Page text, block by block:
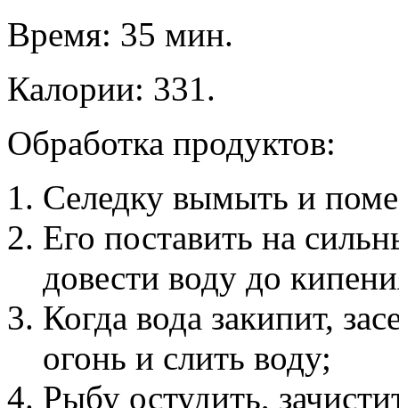
Время: 35 мин.
Калории: 331.
Обработка продуктов:
Селедку вымыть и
Его поставить на
довести воду до
Когда вода закипит,
огонь и слить воду;
Рыбу остудить,